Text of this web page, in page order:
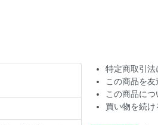
特定商取引法
この商品を友
この商品につ
買い物を続け